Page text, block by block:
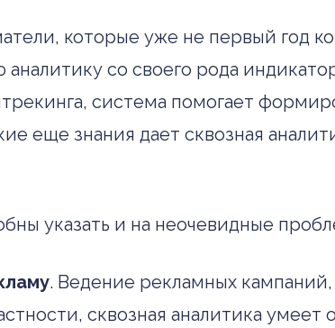
которые уже не первый год
со своего рода
система помогает
еще знания дает сквозная
указать и на неочевидные
. Ведение рекламных
сквозная аналитика